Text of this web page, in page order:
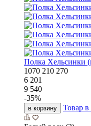
Полка Хельсинки
1070 210 270
6 201
9 540
-35%
в корзину Товар в